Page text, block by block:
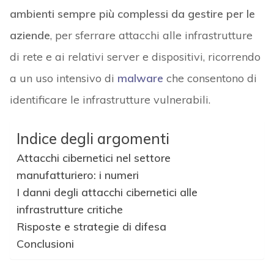
ambienti sempre più complessi da gestire per le
aziende, per sferrare attacchi alle infrastrutture
di rete e ai relativi server e dispositivi, ricorrendo
a un uso intensivo di malware che consentono di
identificare le infrastrutture vulnerabili.
Indice degli argomenti
Attacchi cibernetici nel settore
manufatturiero: i numeri
I danni degli attacchi cibernetici alle
infrastrutture critiche
Risposte e strategie di difesa
Conclusioni